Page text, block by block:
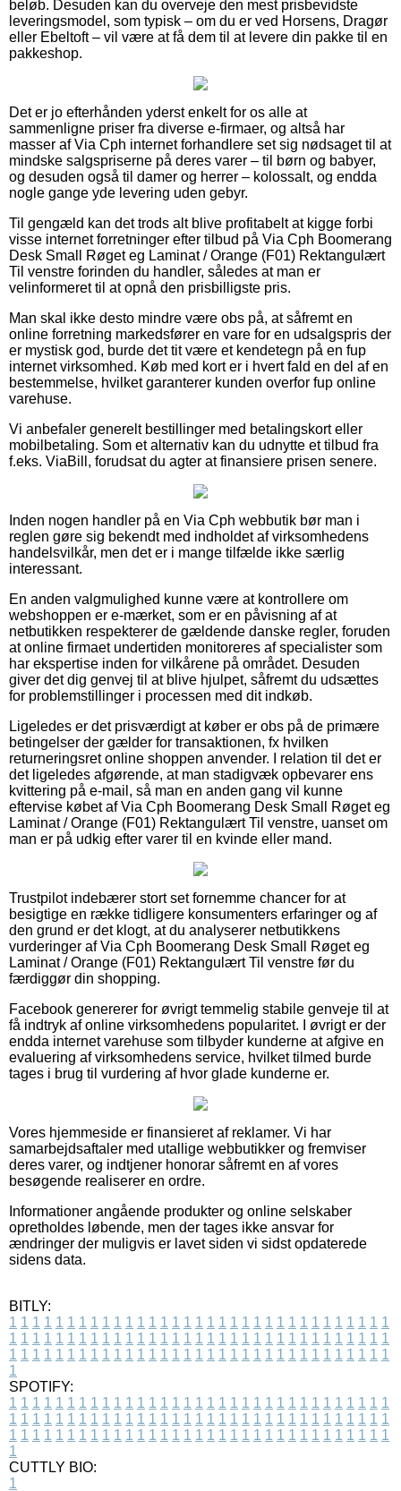
beløb. Desuden kan du overveje den mest prisbevidste
leveringsmodel, som typisk – om du er ved Horsens, Dragør
eller Ebeltoft – vil være at få dem til at levere din pakke til en
pakkeshop.
Det er jo efterhånden yderst enkelt for os alle at
sammenligne priser fra diverse e-firmaer, og altså har
masser af Via Cph internet forhandlere set sig nødsaget til at
mindske salgspriserne på deres varer – til børn og babyer,
og desuden også til damer og herrer – kolossalt, og endda
nogle gange yde levering uden gebyr.
Til gengæld kan det trods alt blive profitabelt at kigge forbi
visse internet forretninger efter tilbud på Via Cph Boomerang
Desk Small Røget eg Laminat / Orange (F01) Rektangulært
Til venstre forinden du handler, således at man er
velinformeret til at opnå den prisbilligste pris.
Man skal ikke desto mindre være obs på, at såfremt en
online forretning markedsfører en vare for en udsalgspris der
er mystisk god, burde det tit være et kendetegn på en fup
internet virksomhed. Køb med kort er i hvert fald en del af en
bestemmelse, hvilket garanterer kunden overfor fup online
varehuse.
Vi anbefaler generelt bestillinger med betalingskort eller
mobilbetaling. Som et alternativ kan du udnytte et tilbud fra
f.eks. ViaBill, forudsat du agter at finansiere prisen senere.
Inden nogen handler på en Via Cph webbutik bør man i
reglen gøre sig bekendt med indholdet af virksomhedens
handelsvilkår, men det er i mange tilfælde ikke særlig
interessant.
En anden valgmulighed kunne være at kontrollere om
webshoppen er e-mærket, som er en påvisning af at
netbutikken respekterer de gældende danske regler, foruden
at online firmaet undertiden monitoreres af specialister som
har ekspertise inden for vilkårene på området. Desuden
giver det dig genvej til at blive hjulpet, såfremt du udsættes
for problemstillinger i processen med dit indkøb.
Ligeledes er det prisværdigt at køber er obs på de primære
betingelser der gælder for transaktionen, fx hvilken
returneringsret online shoppen anvender. I relation til det er
det ligeledes afgørende, at man stadigvæk opbevarer ens
kvittering på e-mail, så man en anden gang vil kunne
eftervise købet af Via Cph Boomerang Desk Small Røget eg
Laminat / Orange (F01) Rektangulært Til venstre, uanset om
man er på udkig efter varer til en kvinde eller mand.
Trustpilot indebærer stort set fornemme chancer for at
besigtige en række tidligere konsumenters erfaringer og af
den grund er det klogt, at du analyserer netbutikkens
vurderinger af Via Cph Boomerang Desk Small Røget eg
Laminat / Orange (F01) Rektangulært Til venstre før du
færdiggør din shopping.
Facebook genererer for øvrigt temmelig stabile genveje til at
få indtryk af online virksomhedens popularitet. I øvrigt er der
endda internet varehuse som tilbyder kunderne at afgive en
evaluering af virksomhedens service, hvilket tilmed burde
tages i brug til vurdering af hvor glade kunderne er.
Vores hjemmeside er finansieret af reklamer. Vi har
samarbejdsaftaler med utallige webbutikker og fremviser
deres varer, og indtjener honorar såfremt en af vores
besøgende realiserer en ordre.
Informationer angående produkter og online selskaber
opretholdes løbende, men der tages ikke ansvar for
ændringer der muligvis er lavet siden vi sidst opdaterede
sidens data.
BITLY:
1 1 1 1 1 1 1 1 1 1 1 1 1 1 1 1 1 1 1 1 1 1 1 1 1 1 1 1 1 1 1 1 1
1 1 1 1 1 1 1 1 1 1 1 1 1 1 1 1 1 1 1 1 1 1 1 1 1 1 1 1 1 1 1 1 1
1 1 1 1 1 1 1 1 1 1 1 1 1 1 1 1 1 1 1 1 1 1 1 1 1 1 1 1 1 1 1 1 1
1
SPOTIFY:
1 1 1 1 1 1 1 1 1 1 1 1 1 1 1 1 1 1 1 1 1 1 1 1 1 1 1 1 1 1 1 1 1
1 1 1 1 1 1 1 1 1 1 1 1 1 1 1 1 1 1 1 1 1 1 1 1 1 1 1 1 1 1 1 1 1
1 1 1 1 1 1 1 1 1 1 1 1 1 1 1 1 1 1 1 1 1 1 1 1 1 1 1 1 1 1 1 1 1
1
CUTTLY BIO:
1